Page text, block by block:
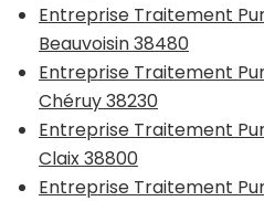
Entreprise Traitement
Beauvoisin 38480
Entreprise Traitement
Chéruy 38230
Entreprise Traitement
Claix 38800
Entreprise Traitement